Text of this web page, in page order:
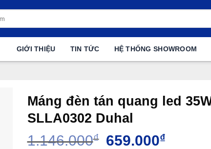
GIỚI THIỆU TIN TỨC HỆ THỐNG SHOWROOM
Máng đèn tán quang led
SLLA0302 Duhal
1.146.000₫
Giá
659.000₫Giá